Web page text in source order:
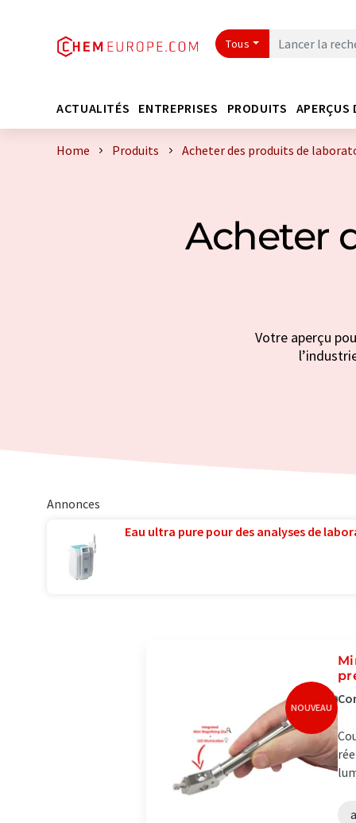
Tous
ACTUALITÉS ENTREPRISES PRODUITS APERÇUS
Home Produits Acheter des produits de
Acheter
Votre aperçu
Annonces
Eau ultra pure pour des analyses de
NOUVEAU